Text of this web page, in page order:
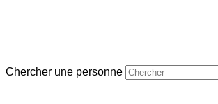
Chercher une personne